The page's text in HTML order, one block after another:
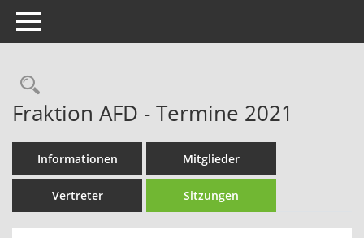
Toggle navigation
Rechercheauswahl
Fraktion AFD - Termine 2021
Informationen Mitglieder
Vertreter Sitzungen